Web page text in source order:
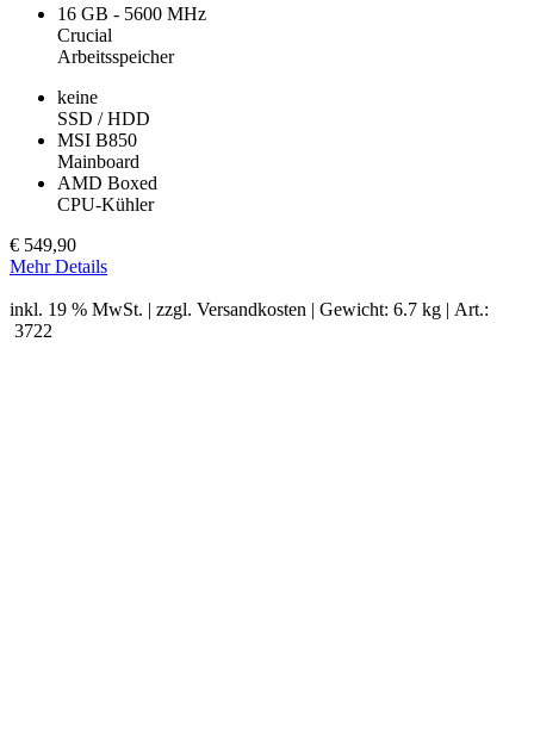
16 GB - 5600 MHz
Crucial
Arbeitsspeicher
keine
SSD / HDD
MSI B850
Mainboard
AMD Boxed
CPU-Kühler
€ 549,90
Mehr Details
inkl. 19 % MwSt. | zzgl. Versandkosten | Gewicht: 6.7 kg | Art.:
3722